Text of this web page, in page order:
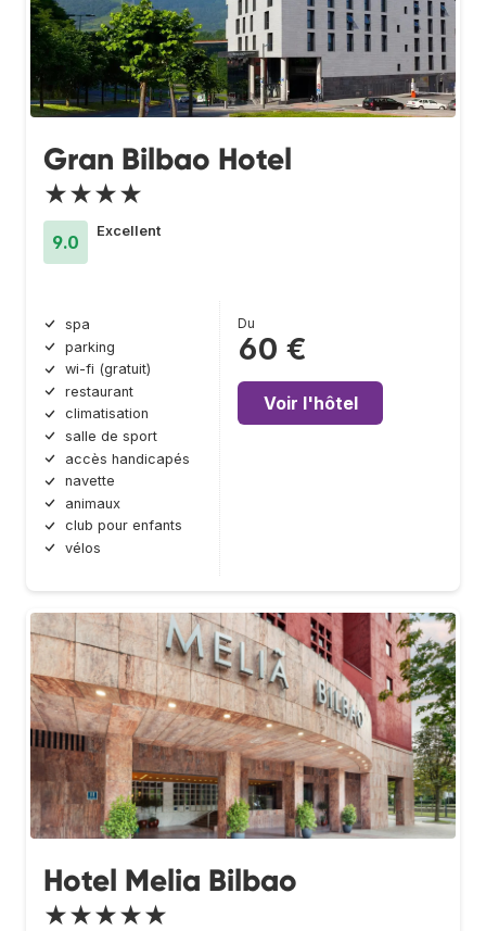
Gran Bilbao Hotel
★★★★
9.0
Excellent
spa
parking
wi-fi (gratuit)
restaurant
climatisation
salle de sport
accès handicapés
navette
animaux
club pour enfants
vélos
Du
60 €
Voir l'hôtel
Hotel Melia Bilbao
★★★★★